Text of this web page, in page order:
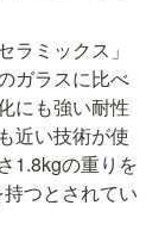
ラミックス」
ガラスに比べ
にも強い耐性
近い技術が使
1.8kgの重りを
つとされてい